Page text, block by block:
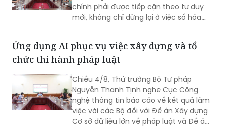
chính phải được tiếp cận theo tư duy
mới, không chỉ dừng lại ở việc số hóa
nghệ, mà phải hướng tới xây dựng một
nền tảng thực sự thông minh, chủ
gia tăng cho công tác quản lý nhà
nước.
Ứng dụng AI phục vụ việc xây dựng và tổ
chức thi hành pháp luật
Chiều 4/8, Thứ trưởng Bộ Tư pháp
Nguyễn Thanh Tịnh nghe Cục Công
nghệ thông tin báo cáo về kết quả làm
việc với các Bộ đối với Đề án Xây dựng
Cơ sở dữ liệu lớn về pháp luật và Đề án